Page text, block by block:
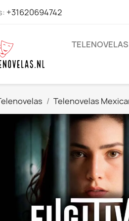
+31620694742
TELENOVELAS
Telenovelas